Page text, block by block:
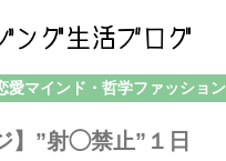
愛マインド・哲学ファッション
】”射◯禁止”１日